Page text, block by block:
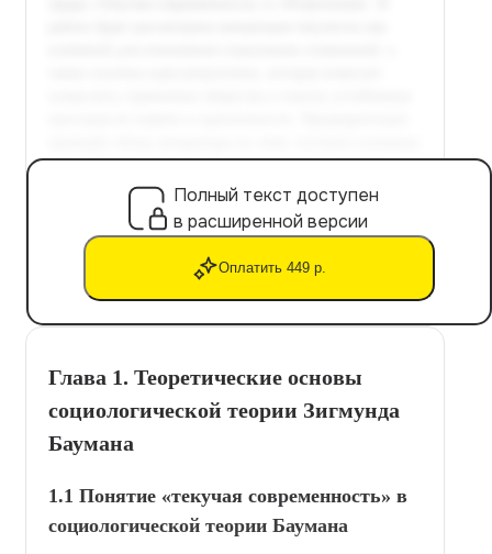
Полный текст доступен
в расширенной версии
Оплатить 449 р.
Глава 1. Теоретические основы
социологической теории Зигмунда
Баумана
1.1 Понятие «текучая современность» в
социологической теории Баумана